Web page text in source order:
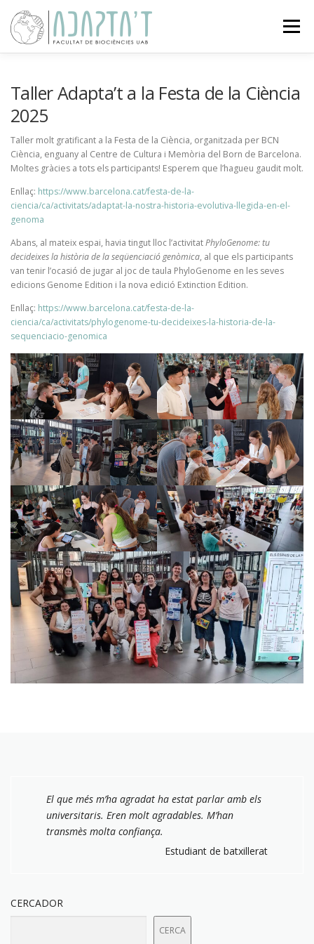
contingut
Menú
Taller Adapta’t a la Festa de la Ciència
2025
Taller molt gratificant a la Festa de la Ciència, organitzada per BCN
Ciència, enguany al Centre de Cultura i Memòria del Born de Barcelona.
Moltes gràcies a tots els participants! Esperem que l’hagueu gaudit molt.
Enllaç: https://www.barcelona.cat/festa-de-la-
ciencia/ca/activitats/adaptat-la-nostra-historia-evolutiva-llegida-en-el-
genoma
Abans, al mateix espai, havia tingut lloc l’activitatPhyloGenome: tu
decideixes la història de la seqüenciació genòmica, al que els participants
van tenir l’ocasió de jugar al joc de taula PhyloGenome en les seves
edicions Genome Edition i la nova edició Extinction Edition.
Enllaç: https://www.barcelona.cat/festa-de-la-
ciencia/ca/activitats/phylogenome-tu-decideixes-la-historia-de-la-
sequenciacio-genomica
El que més m’ha agradat ha estat parlar amb els
universitaris. Eren molt agradables. M’han
transmès molta confiança.
Estudiant de batxillerat
CERCADOR
CERCA